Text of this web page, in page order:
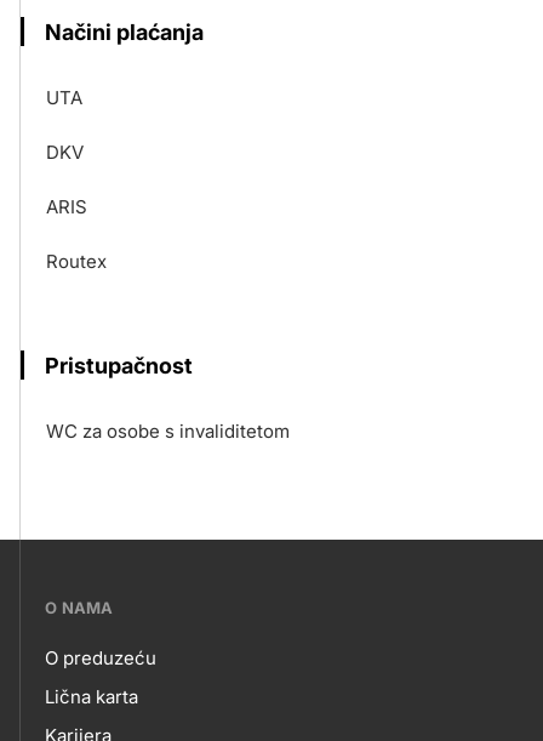
Načini plaćanja
UTA
DKV
ARIS
Routex
Pristupačnost
WC za osobe s invaliditetom
???
skupno.footer-
title???
O NAMA
O
O preduzeću
Lična karta
Karijera